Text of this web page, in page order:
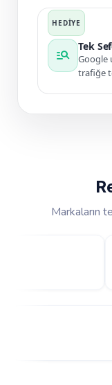
manage_search
Tek
Google
trafiğe
Markaların